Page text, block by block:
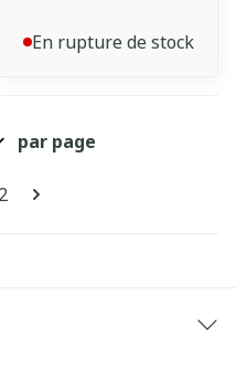
En rupture de stock
Pageslisez actuellement la
Page
2
par page